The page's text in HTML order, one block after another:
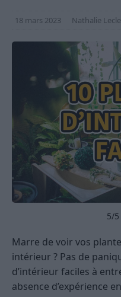
18 mars 2023 Nathalie
5/5
Marre de voir vos
intérieur ? Pas de
d’intérieur faciles à
absence d’expérience